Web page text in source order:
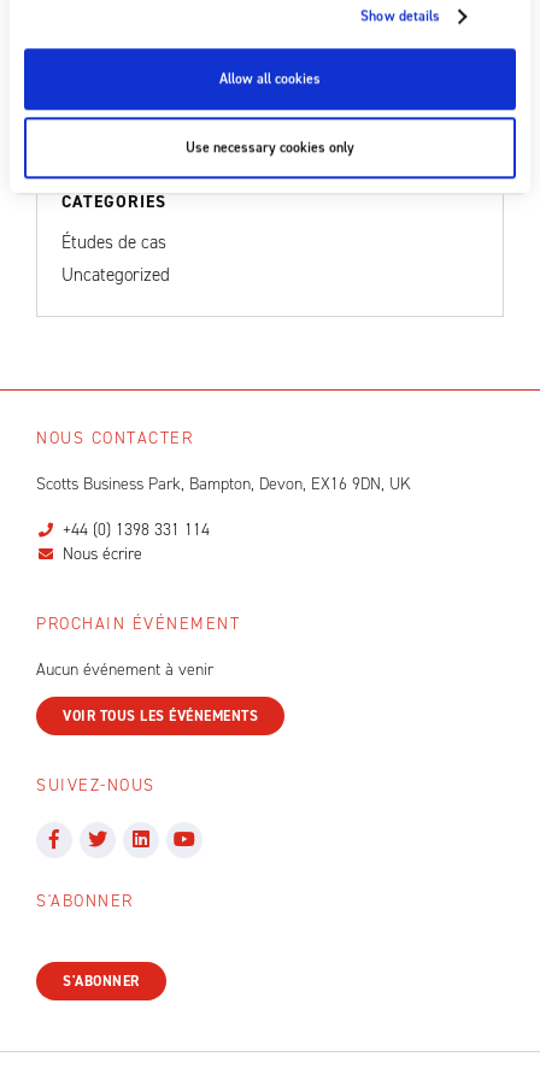
Show details
Allow all cookies
Use necessary cookies only
Next post
Lancement produit — Générateur statique IONFIX-Compact
CATÉGORIES
Études de cas
Uncategorized
NOUS CONTACTER
Scotts Business Park, Bampton, Devon, EX16 9DN, UK
+44 (0) 1398 331 114
Nous écrire
PROCHAIN ÉVÉNEMENT
Aucun événement à venir
VOIR TOUS LES ÉVÉNEMENTS
SUIVEZ-NOUS
S'ABONNER
S'ABONNER